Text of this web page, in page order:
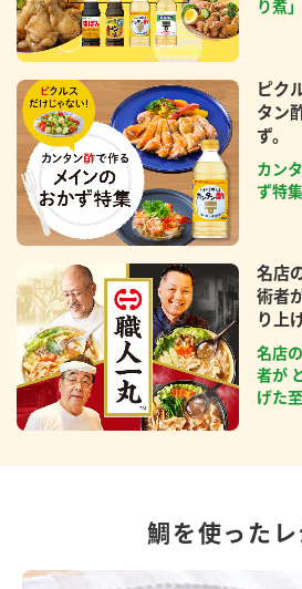
り煮」
ピク
タン
ず。
カン
ず特集
名店
術者
り上
名店
者が
げた
鯛を使ったレ